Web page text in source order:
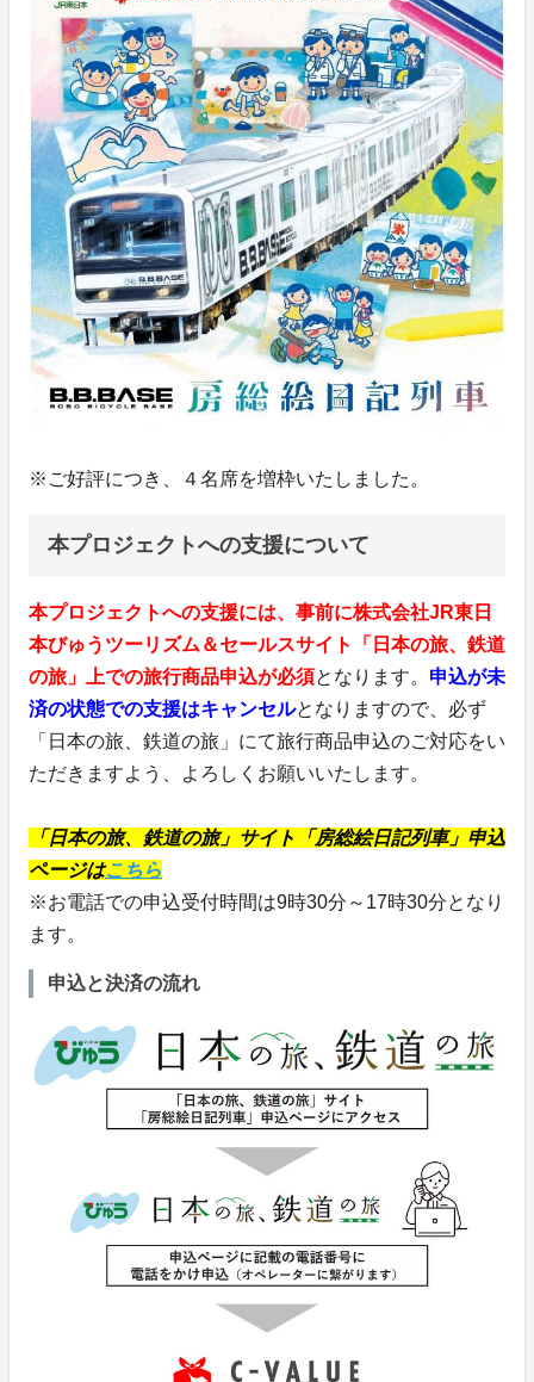
※ご好評につき、４名席を増枠いたしました。
本プロジェクトへの支援について
本プロジェクトへの支援には、事前に株式会社JR東日
本びゅうツーリズム＆セールスサイト「日本の旅、鉄道
の旅」上での旅行商品申込が必須となります。 申込が未
済の状態での支援はキャンセルとなりますので、必ず
「日本の旅、鉄道の旅」にて旅行商品申込のご対応をい
ただきますよう、よろしくお願いいたします。
「日本の旅、鉄道の旅」サイト「房総絵日記列車」申込
ページはこちら
※お電話での申込受付時間は9時30分～17時30分となり
ます。
申込と決済の流れ